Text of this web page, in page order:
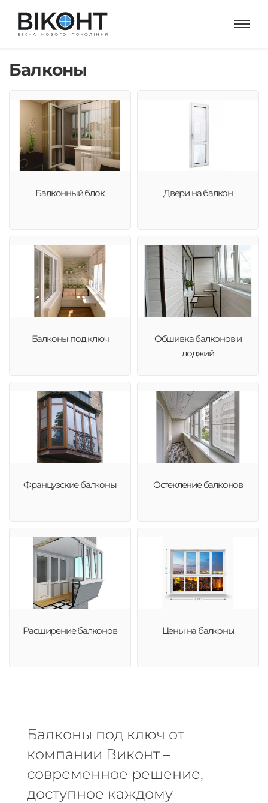
Балконы
Балконный блок Двери на балкон
Балконы под ключ
Обшивка балконов и
лоджий
Французские балконы Остекление балконов
Расширение балконов Цены на балконы
Балконы под ключ от
компании Виконт –
современное решение,
доступное каждому